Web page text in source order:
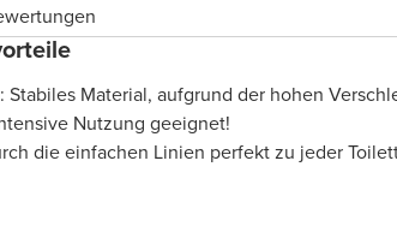
Stabiles Material, aufgrund der hohen
Nutzung geeignet!
die einfachen Linien perfekt zu jeder